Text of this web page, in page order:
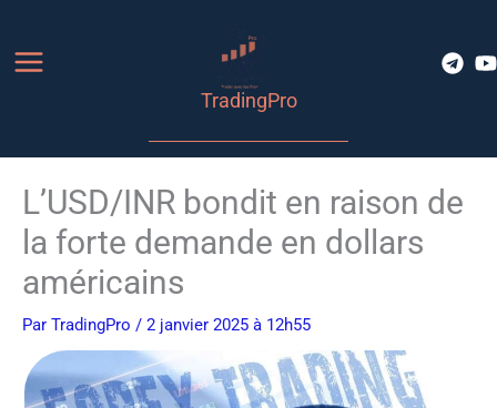
contenu
TradingPro
L’USD/INR bondit en raison de
la forte demande en dollars
américains
Par TradingPro / 2 janvier 2025 à 12h55